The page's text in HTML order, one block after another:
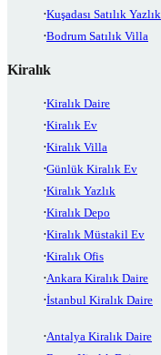
Kuşadası Satılık Yazlık
Bodrum Satılık Villa
Kiralık
Kiralık Daire
Kiralık Ev
Kiralık Villa
Günlük Kiralık Ev
Kiralık Yazlık
Kiralık Depo
Kiralık Müstakil Ev
Kiralık Ofis
Ankara Kiralık Daire
İstanbul Kiralık Daire
Antalya Kiralık Daire